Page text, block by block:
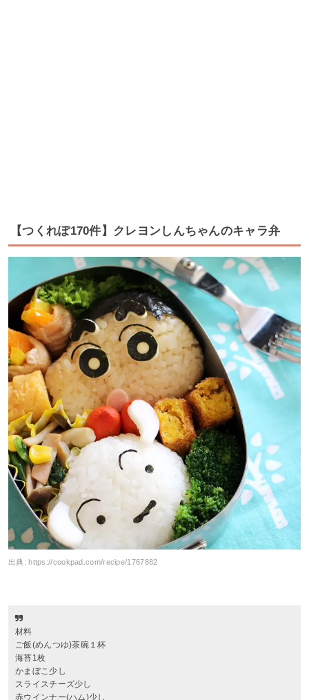
【つくれぽ170件】クレヨンしんちゃんのキャラ弁
出典:https://cookpad.com/recipe/1767882
材料
ご飯(めんつゆ)茶碗１杯
海苔1枚
かまぼこ少し
スライスチーズ少し
赤ウインナー(ハム)少し